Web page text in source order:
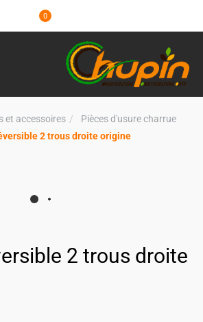
0
et accessoires
Pièces d'usure charrue
2 trous droite origine
2 trous droite